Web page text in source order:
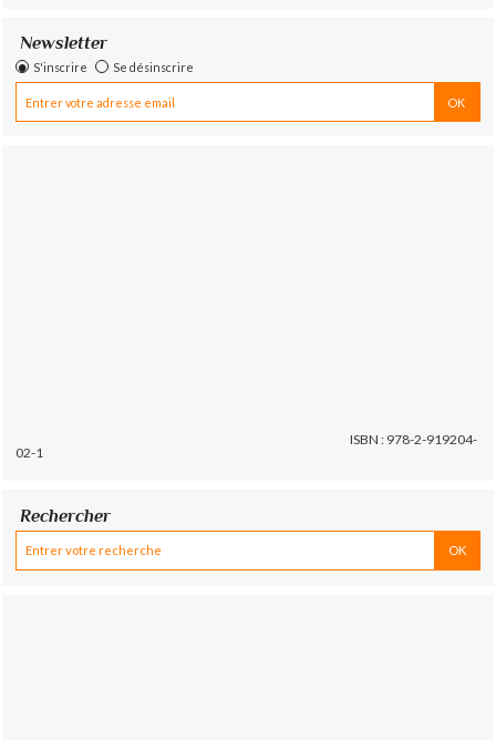
Newsletter
S'inscrire Se désinscrire
ISBN : 978-2-919204-
02-1
Rechercher